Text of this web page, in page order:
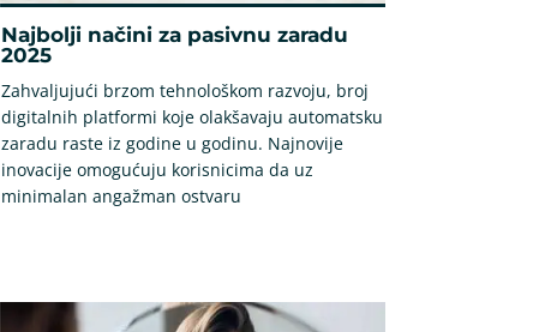
Najbolji načini za pasivnu zaradu
2025
Zahvaljujući brzom tehnološkom razvoju, broj
digitalnih platformi koje olakšavaju automatsku
zaradu raste iz godine u godinu. Najnovije
inovacije omogućuju korisnicima da uz
minimalan angažman ostvaru